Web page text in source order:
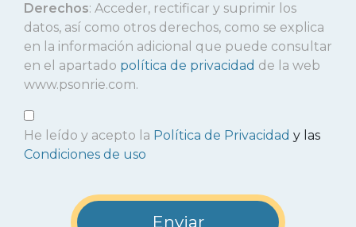
Derechos: Acceder, rectificar y suprimir los
datos, así como otros derechos, como se explica
en la información adicional que puede consultar
en el apartado política de privacidad de la web
www.psonrie.com.
He leído y acepto la Política de Privacidad y las
Condiciones de uso